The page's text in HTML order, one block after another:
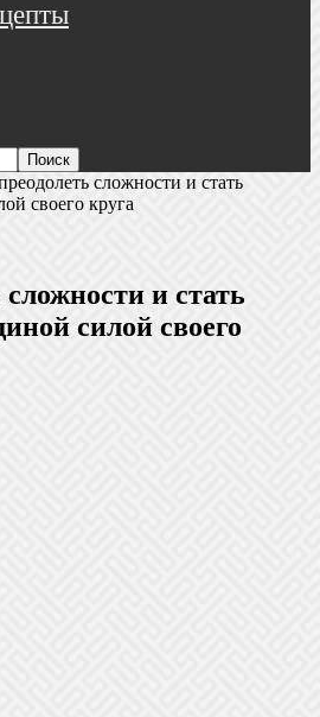
сложности и стать
своего круга
и стать
силой своего